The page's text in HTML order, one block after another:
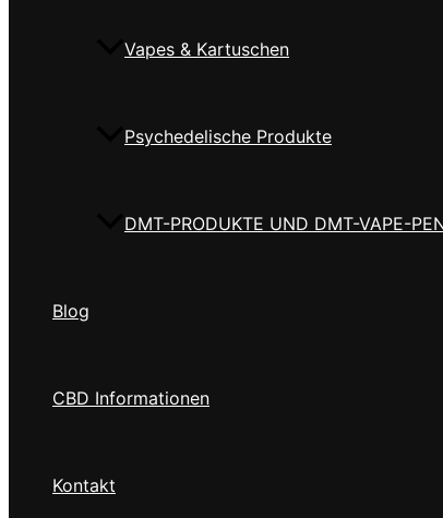
Vapes & Kartuschen
Psychedelische Produkte
DMT-PRODUKTE UND DMT-VAPE-
Blog
CBD Informationen
Kontakt